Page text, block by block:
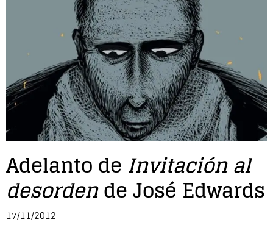
Adelanto de Invitación al
desordende José Edwards
17/11/2012